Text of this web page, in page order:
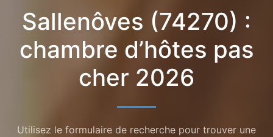
Sallenôves (74270) :
chambre d’hôtes pas
cher 2026
Utilisez le formulaire de recherche pour trouver une